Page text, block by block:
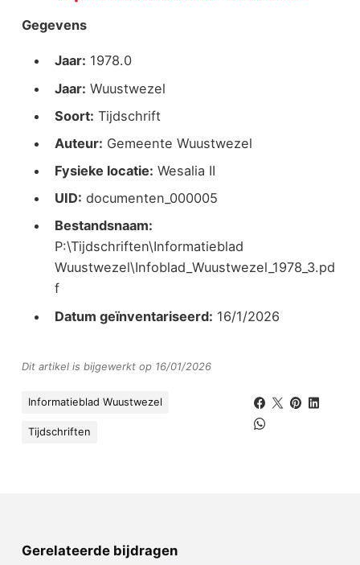
Gegevens
Jaar: 1978.0
Jaar: Wuustwezel
Soort: Tijdschrift
Auteur: Gemeente Wuustwezel
Fysieke locatie: Wesalia II
UID: documenten_000005
Bestandsnaam:
P:\Tijdschriften\Informatieblad
Wuustwezel\Infoblad_Wuustwezel_1978_3.pd
f
Datum geïnventariseerd: 16/1/2026
Dit artikel is bijgewerkt op 16/01/2026
Informatieblad Wuustwezel
Tijdschriften
Gerelateerde bijdragen